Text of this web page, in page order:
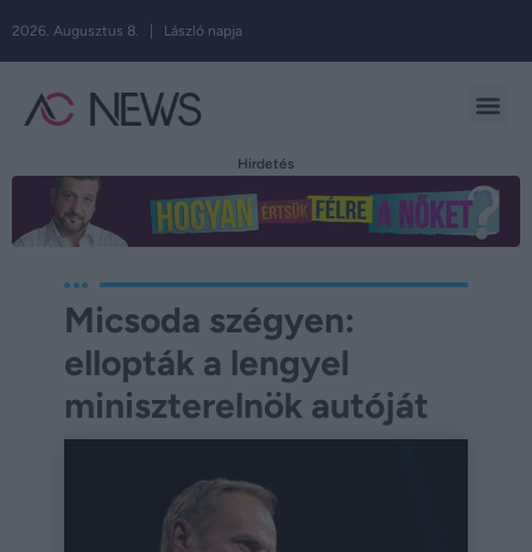
2026. Augusztus 8. | László napja
Hirdetés
Micsoda szégyen:
ellopták a lengyel
miniszterelnök autóját